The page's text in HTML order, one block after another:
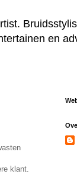
en
klant.